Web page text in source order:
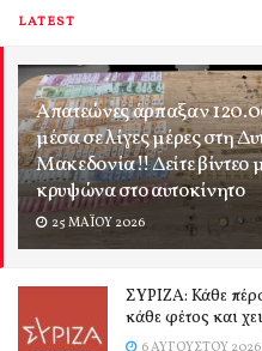
LATEST
Απατεώνες άρπαξαν
μέσα σε λίγες μέρες στη
Μακεδονία!! Δείτε βίντεο
κρυψώνα στο αυτοκίνητο
25 ΜΑΪ́ΟΥ 2026
ΣΥΡΙΖΑ: Κάθε
κάθε φέτος και